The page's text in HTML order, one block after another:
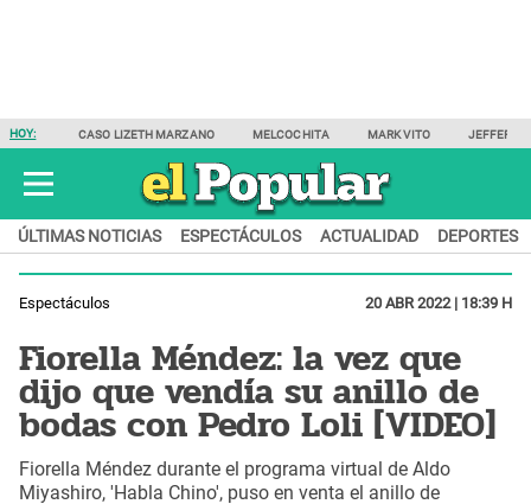
HOY: CASO LIZETH MARZANO MELCOCHITA MARK VITO
ÚLTIMAS NOTICIAS ESPECTÁCULOS ACTUALIDAD DEPORTES
Espectáculos 20 ABR 2022 | 18:39 H
Fiorella Méndez: la vez que
dijo que vendía su anillo de
bodas con Pedro Loli [VIDEO]
Fiorella Méndez durante el programa virtual de Aldo
Miyashiro, 'Habla Chino', puso en venta el anillo de